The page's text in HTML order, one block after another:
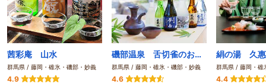
茜彩庵 山水
群馬県 / 藤岡・碓氷・磯部・妙義
4.9
磯部温泉 舌切雀のお宿 ホテル磯部ガーデン
群馬県 / 藤岡・碓氷・磯部・妙義
4.6
絹の湯 久惠
群馬県 / 藤岡・碓
4.4